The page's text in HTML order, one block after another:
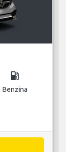
local_gas_station
Benzina